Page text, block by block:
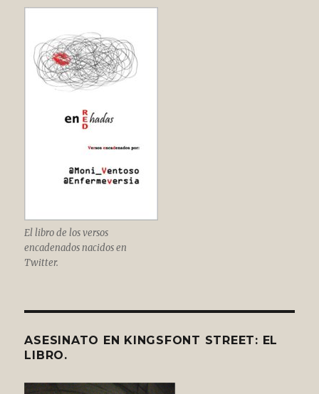
El libro de los versos
encadenados nacidos en
Twitter.
ASESINATO EN KINGSFONT STREET: EL
LIBRO.